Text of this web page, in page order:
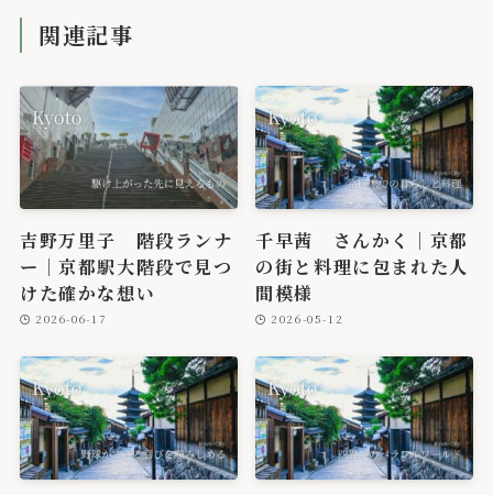
関連記事
吉野万里子 階段ランナ
ー｜京都駅大階段で見つ
けた確かな想い
2026-06-17
千早茜 さんかく｜京都
の街と料理に包まれた人
間模様
2026-05-12